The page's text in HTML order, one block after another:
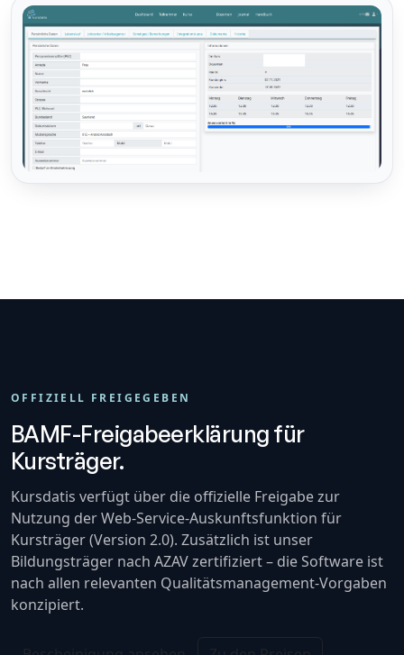
OFFIZIELL FREIGEGEBEN
BAMF-Freigabeerklärung für
Kursträger.
Kursdatis verfügt über die offizielle Freigabe zur
Nutzung der Web-Service-Auskunftsfunktion für
Kursträger (Version 2.0). Zusätzlich ist unser
Bildungsträger nach AZAV zertifiziert – die Software ist
nach allen relevanten Qualitätsmanagement-Vorgaben
konzipiert.